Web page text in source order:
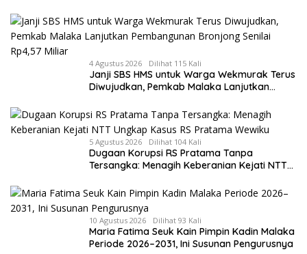
Tujuan
4 Agustus 2026 Dilihat 115 Kali
Janji SBS HMS untuk Warga Wekmurak Terus
Diwujudkan, Pemkab Malaka Lanjutkan
5 Agustus 2026 Dilihat 104 Kali
Dugaan Korupsi RS Pratama Tanpa
Tersangka: Menagih Keberanian Kejati NTT
10 Agustus 2026 Dilihat 93 Kali
Maria Fatima Seuk Kain Pimpin Kadin Malaka
Periode 2026–2031, Ini Susunan Pengurusnya